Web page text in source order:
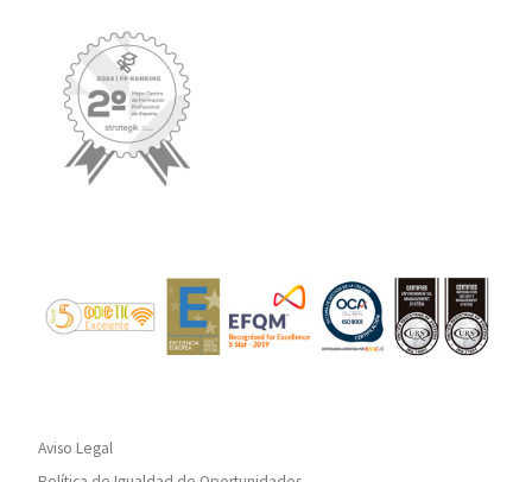
Aviso Legal